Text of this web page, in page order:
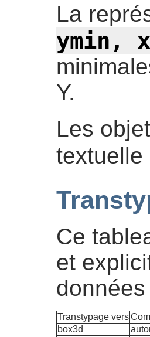
La
ymin,
Y.
Les
Ce
et
données
Transtypage vers
box3d